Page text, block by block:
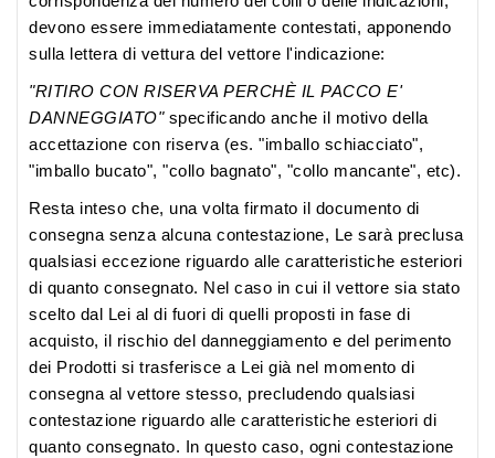
devono essere immediatamente contestati, apponendo
sulla lettera di vettura del vettore l'indicazione:
"RITIRO CON RISERVA PERCHÈ IL PACCO E'
DANNEGGIATO"specificando anche il motivo della
accettazione con riserva (es. "imballo schiacciato",
"imballo bucato", "collo bagnato", "collo mancante", etc).
Resta inteso che, una volta firmato il documento di
consegna senza alcuna contestazione, Le sarà preclusa
qualsiasi eccezione riguardo alle caratteristiche esteriori
di quanto consegnato. Nel caso in cui il vettore sia stato
scelto dal Lei al di fuori di quelli proposti in fase di
acquisto, il rischio del danneggiamento e del perimento
dei Prodotti si trasferisce a Lei già nel momento di
consegna al vettore stesso, precludendo qualsiasi
contestazione riguardo alle caratteristiche esteriori di
quanto consegnato. In questo caso, ogni contestazione